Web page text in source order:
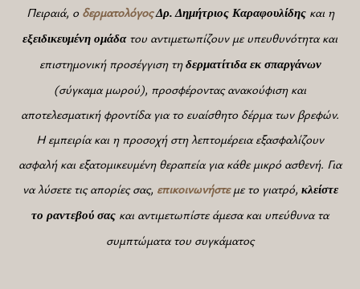
Πειραιά, ο δερματολόγος Δρ. Δημήτριος Καραφουλίδηςκαι η
εξειδικευμένη ομάδατου αντιμετωπίζουν με υπευθυνότητα και
επιστημονική προσέγγιση τηδερματίτιδα εκ σπαργάνων
(σύγκαμα μωρού), προσφέροντας ανακούφιση και
αποτελεσματική φροντίδα για το ευαίσθητο δέρμα των βρεφών.
Η εμπειρία και η προσοχή στη λεπτομέρεια εξασφαλίζουν
ασφαλή και εξατομικευμένη θεραπεία για κάθε μικρό ασθενή. Για
να λύσετε τις απορίες σας, επικοινωνήστεμε το γιατρό, κλείστε
το ραντεβού σας και αντιμετωπίστε άμεσα και υπεύθυνα τα
συμπτώματα του συγκάματος